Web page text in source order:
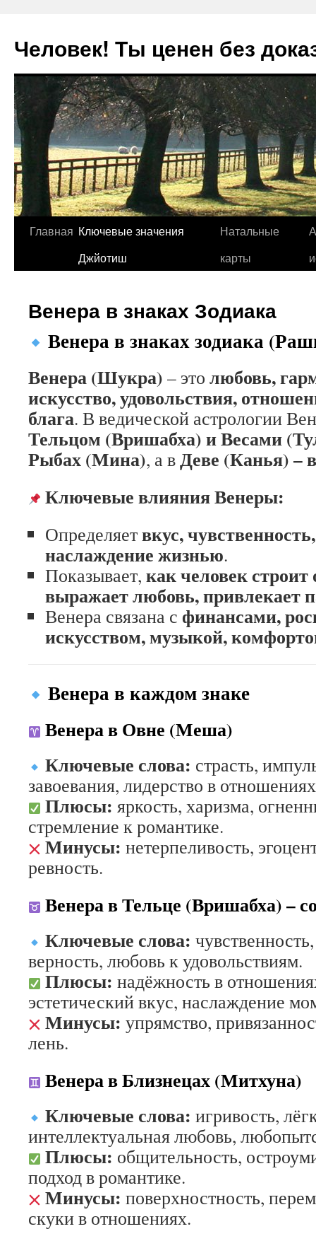
Человек! Ты ценен без
Перейти
Главная Ключевые значения
Джйотиш
Натальные
карты
Венера в знаках Зодиака
Венера в знаках зодиака
Венера (Шукра) – это любовь,
искусство, удовольствия,
блага. В ведической астрологии
Тельцом (Вришабха) и Весами
Рыбах (Мина), а вДеве (Канья) –
Ключевые влияния Венеры:
Определяетвкус,
наслаждение жизнью.
Показывает, как человек
выражает любовь, привлекает
Венера связана с финансами,
искусством, музыкой,
Венера в каждом знаке
Венера в Овне (Меша)
Ключевые слова: страсть,
завоевания, лидерство в
Плюсы: яркость, харизма,
стремление к романтике.
Минусы: нетерпеливость,
ревность.
Венера в Тельце (Вришабха) –
Ключевые слова:
верность, любовь к удовольствиям.
Плюсы: надёжность в
эстетический вкус, наслаждение
Минусы: упрямство,
лень.
Венера в Близнецах (Митхуна)
Ключевые слова: игривость,
интеллектуальная любовь,
Плюсы: общительность,
подход в романтике.
Минусы: поверхностность,
скуки в отношениях.